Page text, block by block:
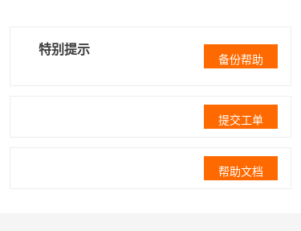
特别提示
备份帮助
提交工单
帮助文档